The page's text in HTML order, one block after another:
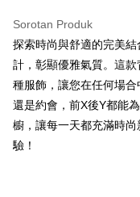
[Terma Penggunaan untuk
Perkhidmatan ini
pengguna Taiwan Mobile
Jika anda memilih OP Pay
akan mengarahkan anda
Later selepas pesanan
mudah alih anda, memilih
AFTEE
Deskripsi
Pertama, Mengenai
pengesahan AFTEE akan
2. Anda boleh
3. Tiada bayaran
dihantar ke alamat yang
Pemindahan ATM
Pilihan Penghantaran
Sorotan Produk
探索時尚與舒適的完美
計，彰顯優雅氣質。這
種服飾，讓您在任何場
還是約會，前X後Y都能
櫥，讓每一天都充滿時
驗！